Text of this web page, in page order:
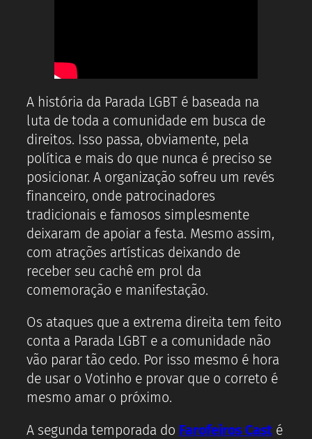
A história da Parada LGBT é baseada na
luta de toda a comunidade em busca de
direitos. Isso passa, obviamente, pela
política e mais do que nunca é preciso se
posicionar. A organização sofreu um revés
financeiro, onde patrocinadores
tradicionais e famosos simplesmente
deixaram de apoiar a festa. Mesmo assim,
com atrações artísticas deixando de
receber seu cachê em prol da
comemoração e manifestação.
Os ataques que a extrema direita tem feito
conta a Parada LGBT e a comunidade não
vão parar tão cedo. Por isso mesmo é hora
de usar o Votinho e provar que o correto é
mesmo amar o próximo.
A segunda temporada do Farofeiros Casté